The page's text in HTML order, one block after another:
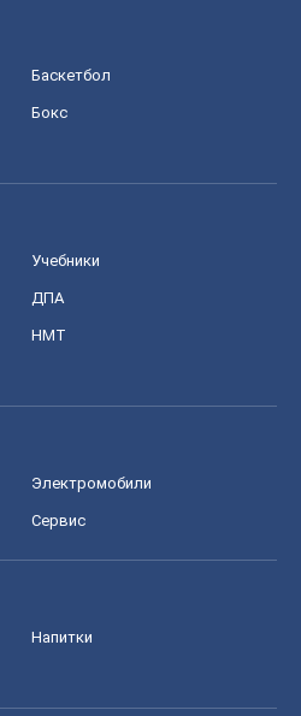
Баскетбол
Бокс
Учебники
ДПА
НМТ
Электромобили
Сервис
Напитки